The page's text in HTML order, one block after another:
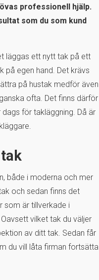
professionell hjälp.
som du som kund
läggas ett nytt tak på ett
på egen hand. Det krävs
på hustak medför även
ofta. Det finns därför
dags för takläggning. Då är
både i moderna och mer
och sedan finns det
som är tillverkade i
vilket tak du väljer
av ditt tak. Sedan får
du vill låta firman fortsätta